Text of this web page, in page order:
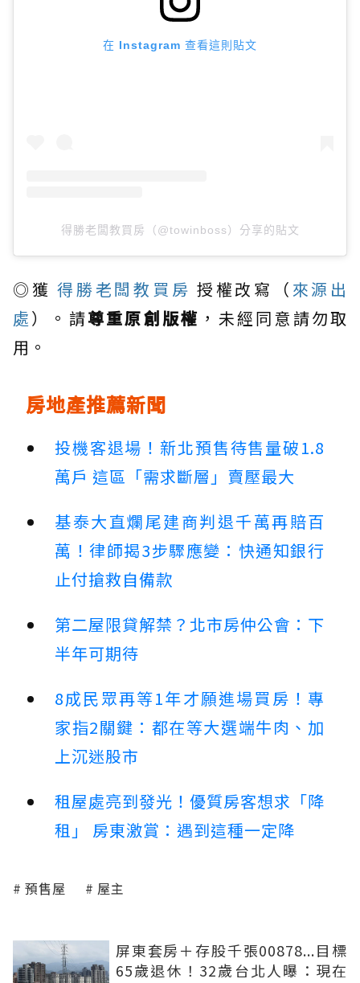
在 Instagram 查看這則貼文
得勝老闆教買房（@towinboss）分享的貼文
◎獲 得勝老闆教買房 授權改寫（來源出
處）。請尊重原創版權 ，未經同意請勿取
用。
房地產推薦新聞
投機客退場！新北預售待售量破1.8
萬戶 這區「需求斷層」賣壓最大
基泰大直爛尾建商判退千萬再賠百
萬！律師揭3步驟應變：快通知銀行
止付搶救自備款
第二屋限貸解禁？北市房仲公會：下
半年可期待
8成民眾再等1年才願進場買房！專
家指2關鍵：都在等大選端牛肉、加
上沉迷股市
租屋處亮到發光！優質房客想求「降
租」 房東激賞：遇到這種一定降
預售屋 屋主
屏東套房＋存股千張00878...目標
65歲退休！32歲台北人曝：現在